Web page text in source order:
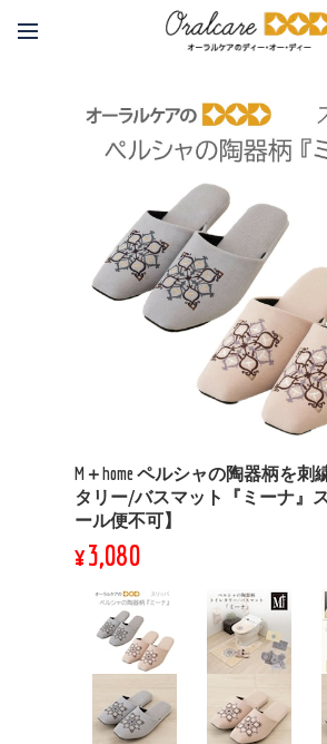
M＋home ペルシャの陶器柄を刺
タリー/バスマット『ミーナ』
ール便不可】
¥3,080